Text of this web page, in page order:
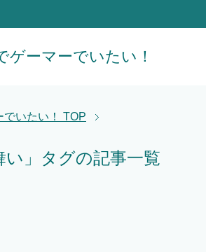
ゲーマーでいたい！
いたい！ TOP
い」タグの記事一覧